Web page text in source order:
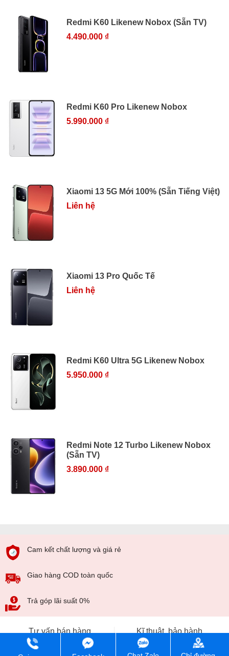
Redmi K60 Likenew Nobox (Sẵn TV)
4.490.000 ₫
Redmi K60 Pro Likenew Nobox
5.990.000 ₫
Xiaomi 13 5G Mới 100% (Sẵn Tiếng Việt)
Liên hệ
Xiaomi 13 Pro Quốc Tế
Liên hệ
Redmi K60 Ultra 5G Likenew Nobox
5.950.000 ₫
Redmi Note 12 Turbo Likenew Nobox
(Sẵn TV)
3.890.000 ₫
Cam kết chất lượng và giá rẻ
Giao hàng COD toàn quốc
Trả góp lãi suất 0%
Tư vấn bán hàng
090 154 8866
Kĩ thuật, bảo hành
0902 03 5500